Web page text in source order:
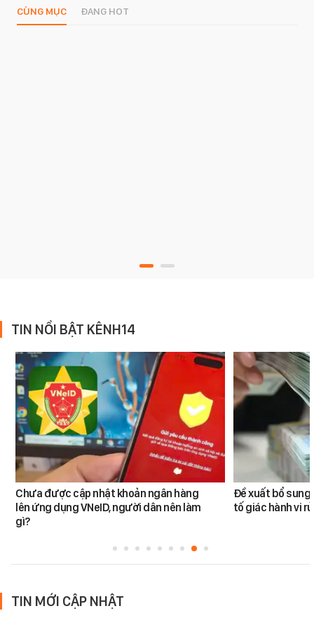
CÙNG MỤC ĐANG HOT
TIN NỔI BẬT KÊNH14
Chưa được cập nhật khoản ngân hàng
lên ứng dụng VNeID, người dân nên làm
gì?
Đề xuất bổ
tố giác hành vi
TIN MỚI CẬP NHẬT